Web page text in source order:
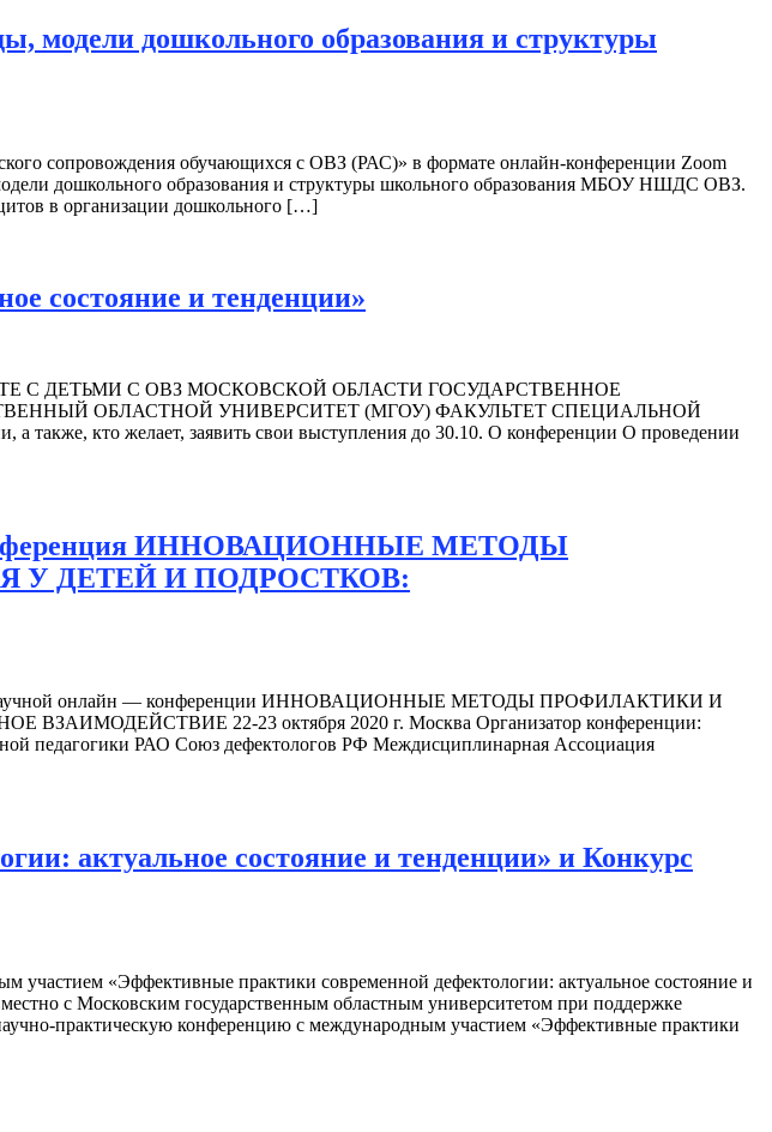
модели дошкольного образования и структуры
сопровождения обучающихся с ОВЗ (РАС)» в формате онлайн-конференции Zoom
дошкольного образования и структуры школьного образования МБОУ НШДС ОВЗ.
в организации дошкольного […]
состояние и тенденции»
ДЕТЬМИ С ОВЗ МОСКОВСКОЙ ОБЛАСТИ ГОСУДАРСТВЕННОЕ
ОБЛАСТНОЙ УНИВЕРСИТЕТ (МГОУ) ФАКУЛЬТЕТ СПЕЦИАЛЬНОЙ
кто желает, заявить свои выступления до 30.10. О конференции О проведении
конференция ИННОВАЦИОННЫЕ МЕТОДЫ
У ДЕТЕЙ И ПОДРОСТКОВ:
научной онлайн — конференции ИННОВАЦИОННЫЕ МЕТОДЫ ПРОФИЛАКТИКИ И
22-23 октября 2020 г. Москва Организатор конференции:
педагогики РАО Союз дефектологов РФ Междисциплинарная Ассоциация
актуальное состояние и тенденции» и Конкурс
«Эффективные практики современной дефектологии: актуальное состояние и
с Московским государственным областным университетом при поддержке
практическую конференцию с международным участием «Эффективные практики